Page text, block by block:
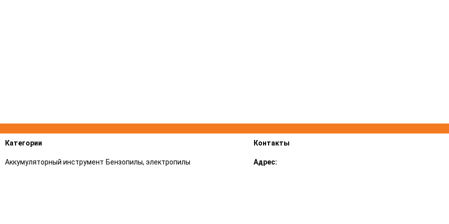
Категории
Аккумуляторный инструмент Бензопилы, электропилы
Контакты
Адрес: